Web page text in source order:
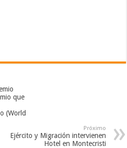
que
(World
Próximo
Ejército y Migración intervienen
Hotel en Montecristi